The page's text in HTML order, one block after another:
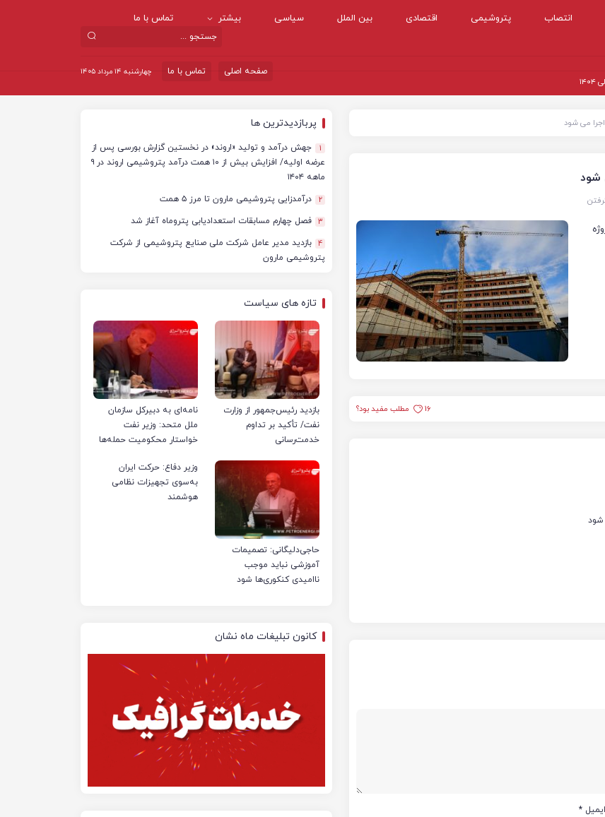
انتصاب پتروشیمی اقتصادی بین الملل سیاسی بیشتر تماس با ما
چهارشنبه ۱۴ مرداد ۱۴۰۵ تماس با ما
صفحه اصلی
پزشکی استان زنجان گفت: ۲۶پروژه
16 مطلب مفید بود؟
ایمیل *
پربازدیدترین ها
1
جهش درآمد و تولید «اروند» در نخستین گزارش بورسی پس از
عرضه اولیه/ افزایش بیش از ۱۰ همت درآمد پتروشیمی اروند در ۹
ماهه ۱۴۰۴
2 درآمدزایی پتروشیمی مارون تا مرز ۵ همت
3 فصل چهارم مسابقات استعدادیابی پتروماه آغاز شد
4 بازدید مدیر عامل شرکت ملی صنایع پتروشیمی از شرکت
پتروشیمی مارون
تازه های سیاست
بازدید رئیس‌جمهور از وزارت
نفت/ تأکید بر تداوم
خدمت‌رسانی
نامه‌ای به دبیرکل سازمان
ملل متحد: وزیر نفت
خواستار محکومیت حمله‌ها
ایران شد
حاجی‌دلیگانی: تصمیمات
آموزشی نباید موجب
ناامیدی کنکوری‌ها شود
وزیر دفاع: حرکت ایران
به‌سوی تجهیزات نظامی
هوشمند
کانون تبلیغات ماه نشان